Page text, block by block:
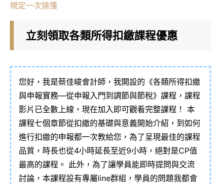
規定一次搞懂
立刻領取各類所得扣繳課程優惠
您好，我是蔡佳峻會計師，我開設的《各類所得扣繳
與申報實務—從申報入門到調節與節稅》課程，課程
影片已全數上線，現在加入即可觀看完整課程！ 本
課程七個章節從扣繳的基礎與意義開始介紹，到如何
進行扣繳的申報都一次教給您，為了呈現最佳的課程
品質，時長也從4小時延長至近9小時，絕對是CP值
最高的課程。 此外，為了讓學員能即時提問與交流
討論，本課程設有專屬line群組，學員的問題我都會